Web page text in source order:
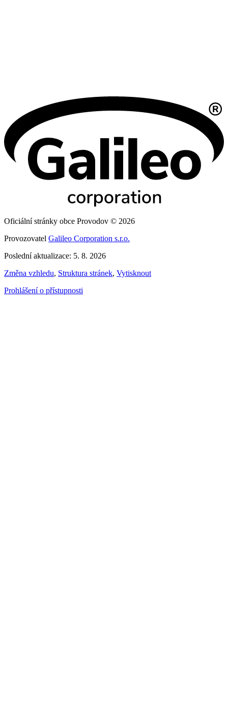
Oficiální stránky obce Provodov © 2026
Provozovatel Galileo Corporation s.r.o.
Poslední aktualizace: 5. 8. 2026
Změna vzhledu, Struktura stránek, Vytisknout
Prohlášení o přístupnosti